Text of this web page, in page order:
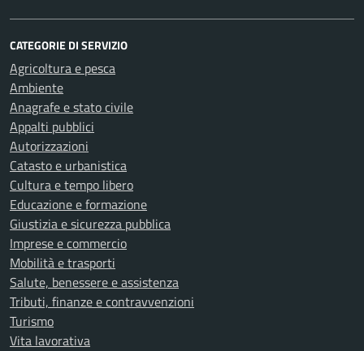
CATEGORIE DI SERVIZIO
Agricoltura e pesca
Ambiente
Anagrafe e stato civile
Appalti pubblici
Autorizzazioni
Catasto e urbanistica
Cultura e tempo libero
Educazione e formazione
Giustizia e sicurezza pubblica
Imprese e commercio
Mobilità e trasporti
Salute, benessere e assistenza
Tributi, finanze e contravvenzioni
Turismo
Vita lavorativa